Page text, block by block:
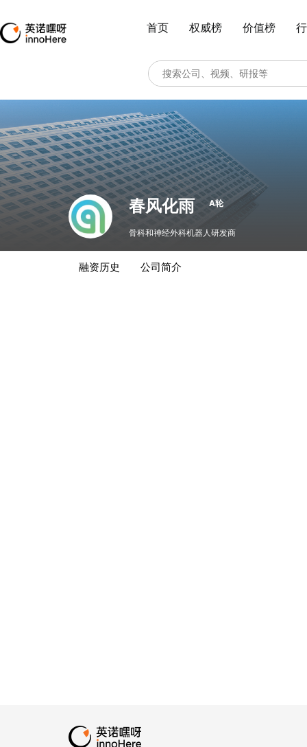
首页 权威榜 价值榜
春风化雨 A轮
骨科和神经外科机器人研发商
融资历史 公司简介